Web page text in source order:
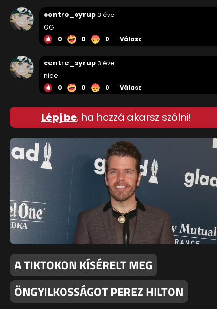
centre_syrup3 éve
GG
0 0 0 Válasz
centre_syrup3 éve
nice
0 0 0 Válasz
Lépj be, ha hozzá akarsz szólni!
A TIKTOKON KÍSÉRELT MEG
ÖNGYILKOSSÁGOT PEREZ HILTON